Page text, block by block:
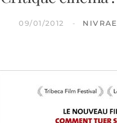
09/01/2012 NIVRAE